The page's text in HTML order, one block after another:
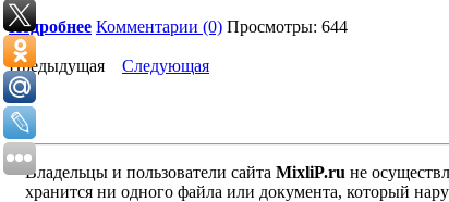
Подробнее Комментарии (0) Просмотры: 644
1 2
Предыдущая
Следующая
Владельцы и пользователи сайта MixliP.ru не
хранится ни одного файла или документа, который